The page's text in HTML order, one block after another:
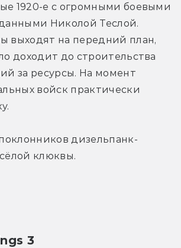
1920-е с огромными боевыми
Николой Теслой.
выходят на передний план,
доходит до строительства
за ресурсы. На момент
войск практически
дизельпанк-
клюквы.
3